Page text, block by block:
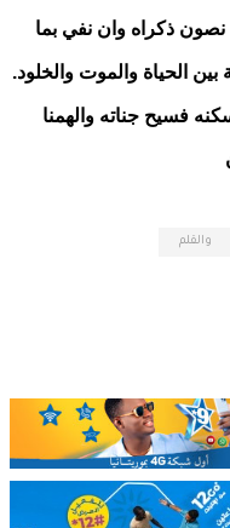
ذكراه وان نفي بما
الحياة والموت والخلود.
فسيح جناته والهمنا
والقلم